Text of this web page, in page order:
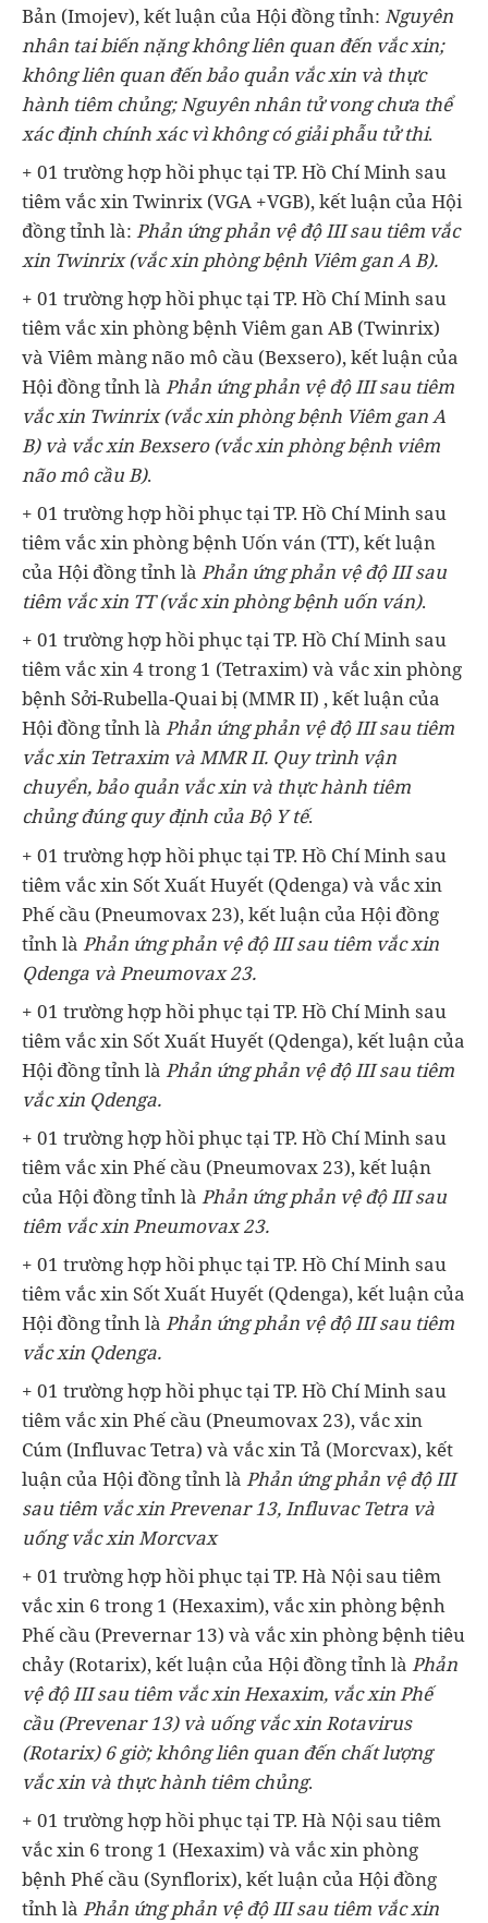
Bản (Imojev), kết luận của Hội đồng tỉnh:Nguyên
nhân tai biến nặng không liên quan đến vắc xin;
không liên quan đến bảo quản vắc xin và thực
hành tiêm chủng; Nguyên nhân tử vong chưa thể
xác định chính xác vì không có giải phẫu tử thi.
+ 01 trường hợp hồi phục tại TP. Hồ Chí Minh sau
tiêm vắc xin Twinrix (VGA +VGB), kết luận của Hội
đồng tỉnh là:Phản ứng phản vệ độ III sau tiêm vắc
xin Twinrix (vắc xin phòng bệnh Viêm gan A B).
+ 01 trường hợp hồi phục tại TP. Hồ Chí Minh sau
tiêm vắc xin phòng bệnh Viêm gan AB (Twinrix)
và Viêm màng não mô cầu (Bexsero), kết luận của
Hội đồng tỉnh làPhản ứng phản vệ độ III sau tiêm
vắc xin Twinrix (vắc xin phòng bệnh Viêm gan A
B) và vắc xin Bexsero (vắc xin phòng bệnh viêm
não mô cầu B).
+ 01 trường hợp hồi phục tại TP. Hồ Chí Minh sau
tiêm vắc xin phòng bệnh Uốn ván (TT), kết luận
của Hội đồng tỉnh làPhản ứng phản vệ độ III sau
tiêm vắc xin TT (vắc xin phòng bệnh uốn ván).
+ 01 trường hợp hồi phục tại TP. Hồ Chí Minh sau
tiêm vắc xin 4 trong 1 (Tetraxim) và vắc xin phòng
bệnh Sởi-Rubella-Quai bị (MMR II) , kết luận của
Hội đồng tỉnh làPhản ứng phản vệ độ III sau tiêm
vắc xin Tetraxim và MMR II. Quy trình vận
chuyển, bảo quản vắc xin và thực hành tiêm
chủng đúng quy định của Bộ Y tế.
+ 01 trường hợp hồi phục tại TP. Hồ Chí Minh sau
tiêm vắc xin Sốt Xuất Huyết (Qdenga) và vắc xin
Phế cầu (Pneumovax 23), kết luận của Hội đồng
tỉnh là Phản ứng phản vệ độ III sau tiêm vắc xin
Qdenga và Pneumovax 23.
+ 01 trường hợp hồi phục tại TP. Hồ Chí Minh sau
tiêm vắc xin Sốt Xuất Huyết (Qdenga), kết luận của
Hội đồng tỉnh làPhản ứng phản vệ độ III sau tiêm
vắc xin Qdenga.
+ 01 trường hợp hồi phục tại TP. Hồ Chí Minh sau
tiêm vắc xin Phế cầu (Pneumovax 23), kết luận
của Hội đồng tỉnh làPhản ứng phản vệ độ III sau
tiêm vắc xin Pneumovax 23.
+ 01 trường hợp hồi phục tại TP. Hồ Chí Minh sau
tiêm vắc xin Sốt Xuất Huyết (Qdenga), kết luận của
Hội đồng tỉnh làPhản ứng phản vệ độ III sau tiêm
vắc xin Qdenga.
+ 01 trường hợp hồi phục tại TP. Hồ Chí Minh sau
tiêm vắc xin Phế cầu (Pneumovax 23), vắc xin
Cúm (Influvac Tetra) và vắc xin Tả (Morcvax), kết
luận của Hội đồng tỉnh làPhản ứng phản vệ độ III
sau tiêm vắc xin Prevenar 13, Influvac Tetra và
uống vắc xin Morcvax
+ 01 trường hợp hồi phục tại TP. Hà Nội sau tiêm
vắc xin 6 trong 1 (Hexaxim), vắc xin phòng bệnh
Phế cầu (Prevernar 13) và vắc xin phòng bệnh tiêu
chảy (Rotarix), kết luận của Hội đồng tỉnh làPhản
vệ độ III sau tiêm vắc xin Hexaxim, vắc xin Phế
cầu (Prevenar 13) và uống vắc xin Rotavirus
(Rotarix) 6 giờ; không liên quan đến chất lượng
vắc xin và thực hành tiêm chủng.
+ 01 trường hợp hồi phục tại TP. Hà Nội sau tiêm
vắc xin 6 trong 1 (Hexaxim) và vắc xin phòng
bệnh Phế cầu (Synflorix), kết luận của Hội đồng
tỉnh làPhản ứng phản vệ độ III sau tiêm vắc xin